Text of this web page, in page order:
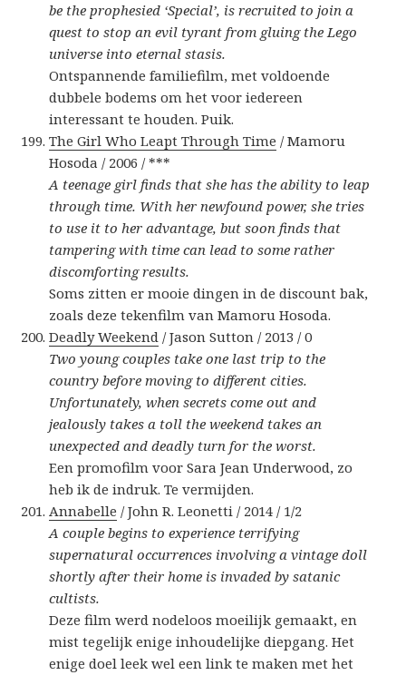
be the prophesied ‘Special’, is recruited to join a
quest to stop an evil tyrant from gluing the Lego
universe into eternal stasis.
Ontspannende familiefilm, met voldoende
dubbele bodems om het voor iedereen
interessant te houden. Puik.
The Girl Who Leapt Through Time / Mamoru
Hosoda / 2006 / ***
A teenage girl finds that she has the ability to leap
through time. With her newfound power, she tries
to use it to her advantage, but soon finds that
tampering with time can lead to some rather
discomforting results.
Soms zitten er mooie dingen in de discount bak,
zoals deze tekenfilm van Mamoru Hosoda.
Deadly Weekend / Jason Sutton / 2013 / 0
Two young couples take one last trip to the
country before moving to different cities.
Unfortunately, when secrets come out and
jealously takes a toll the weekend takes an
unexpected and deadly turn for the worst.
Een promofilm voor Sara Jean Underwood, zo
heb ik de indruk. Te vermijden.
Annabelle / John R. Leonetti / 2014 / 1/2
A couple begins to experience terrifying
supernatural occurrences involving a vintage doll
shortly after their home is invaded by satanic
cultists.
Deze film werd nodeloos moeilijk gemaakt, en
mist tegelijk enige inhoudelijke diepgang. Het
enige doel leek wel een link te maken met het